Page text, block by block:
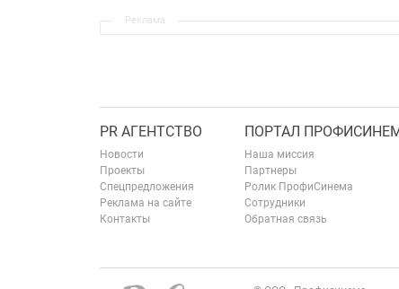
Реклама
PR АГЕНТСТВО
Новости
Проекты
Спецпредложения
Реклама на сайте
Контакты
ПОРТАЛ
Наша миссия
Партнеры
Ролик ПрофиСинема
Сотрудники
Обратная связь